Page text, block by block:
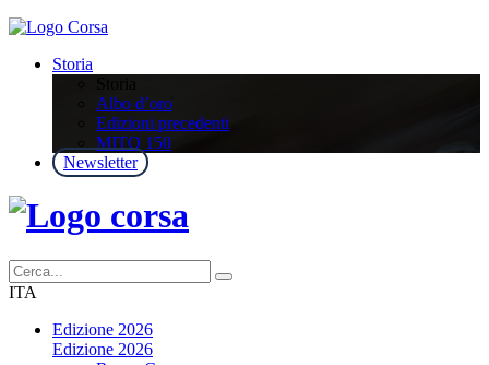
Storia
Albo d’oro
Edizioni precedenti
MITO 150
Newsletter
ITA
Edizione 2026
Edizione 2026